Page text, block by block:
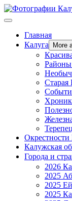
Главная
Калуга
More
Старая
Терепец
Окрестности
Калужская
Города и
2026
2025
2025
2025